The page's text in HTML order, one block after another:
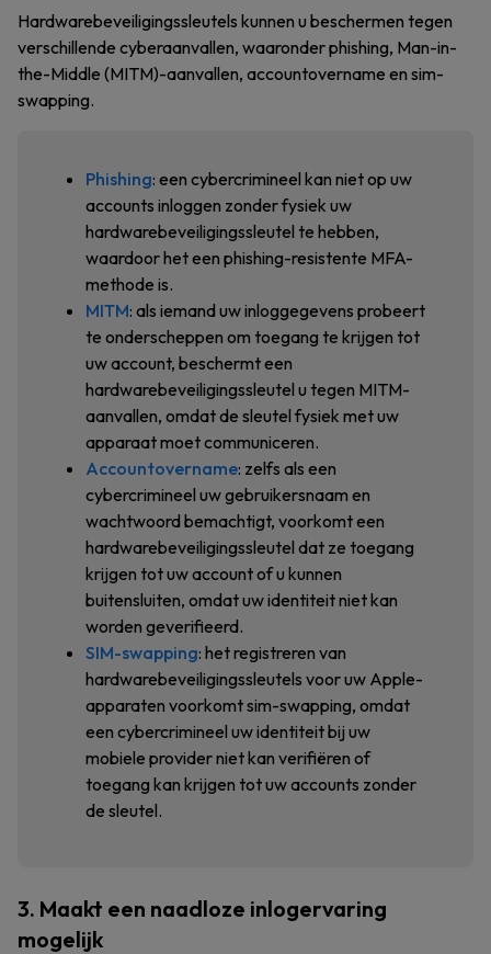
Hardwarebeveiligingssleutels kunnen u beschermen tegen
verschillende cyberaanvallen, waaronder phishing, Man-in-
the-Middle (MITM)-aanvallen, accountovername en sim-
swapping.
Phishing: een cybercrimineel kan niet op uw
accounts inloggen zonder fysiek uw
hardwarebeveiligingssleutel te hebben,
waardoor het een phishing-resistente MFA-
methode is.
MITM: als iemand uw inloggegevens probeert
te onderscheppen om toegang te krijgen tot
uw account, beschermt een
hardwarebeveiligingssleutel u tegen MITM-
aanvallen, omdat de sleutel fysiek met uw
apparaat moet communiceren.
Accountovername: zelfs als een
cybercrimineel uw gebruikersnaam en
wachtwoord bemachtigt, voorkomt een
hardwarebeveiligingssleutel dat ze toegang
krijgen tot uw account of u kunnen
buitensluiten, omdat uw identiteit niet kan
worden geverifieerd.
SIM-swapping: het registreren van
hardwarebeveiligingssleutels voor uw Apple-
apparaten voorkomt sim-swapping, omdat
een cybercrimineel uw identiteit bij uw
mobiele provider niet kan verifiëren of
toegang kan krijgen tot uw accounts zonder
de sleutel.
3. Maakt een naadloze inlogervaring
mogelijk